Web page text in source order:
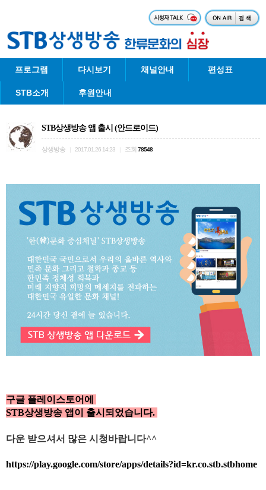
프로그램 다시보기 채널안내 편성표
STB소개 후원안내
STB상생방송 앱 출시 (안드로이드)
상생방송 2017.01.26 14:23 조회 78548
구글 플레이스토어에
STB상생방송 앱이 출시되었습니다.
다운 받으셔서 많은 시청바랍니다^^
https://play.google.com/store/apps/details?id=kr.co.stb.stbhome